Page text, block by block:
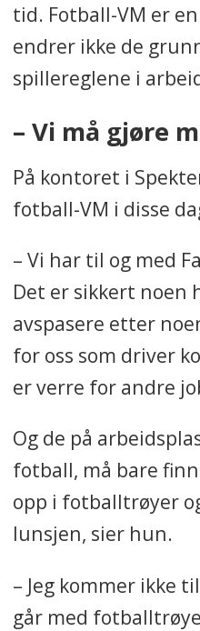
tid. Fotball-VM er
endrer ikke de
spillereglene i
– Vi må gjøre
På kontoret i
fotball-VM i disse
– Vi har til og med
Det er sikkert noen
avspasere etter
for oss som driver
er verre for andre
Og de på
fotball, må bare
opp i fotballtrøyer
lunsjen, sier hun.
– Jeg kommer ikke
går med